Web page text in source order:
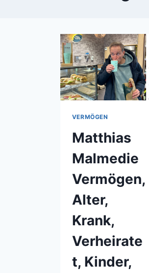
VERMÖGEN
Matthias
Malmedie
Vermögen,
Alter,
Krank,
Verheirate
t, Kinder,